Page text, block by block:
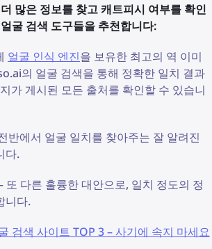
많은 정보를 찾고 캐트피시 여부를 확인
굴 검색 도구들을 추천합니다:
얼굴 인식 엔진을 보유한 최고의 역 이미
의 얼굴 검색을 통해 정확한 일치 결과
가 게시된 모든 출처를 확인할 수 있습니
반에서 얼굴 일치를 찾아주는 잘 알려진
다.
또 다른 훌륭한 대안으로, 일치 정도의 정
니다.
검색 사이트 TOP 3 – 사기에 속지 마세요